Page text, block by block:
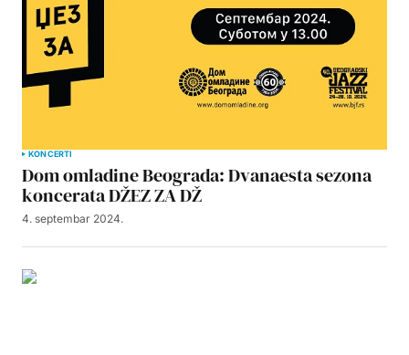
KONCERTI
Dom omladine Beograda: Dvanaesta sezona
koncerata DŽEZ ZA DŽ
4. septembar 2024.